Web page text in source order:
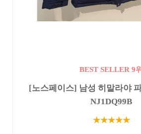
BEST SELLER 9위
[노스페이스] 남성 히말라야
NJ1DQ99B
★★★★★